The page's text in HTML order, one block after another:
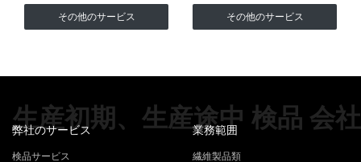
その他のサービス その他のサービス
生産初期、生産途中 検品 会社
弊社のサービス
検品サービス
業務範囲
繊維製品類